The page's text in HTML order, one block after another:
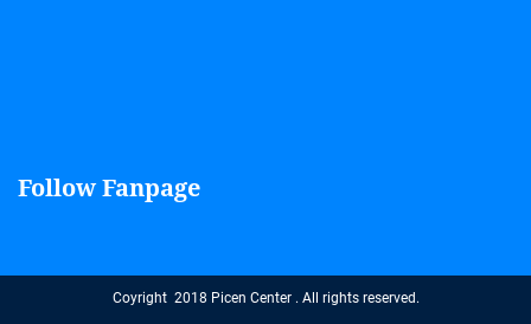
Follow Fanpage
Coyright 2018 Picen Center . All rights reserved.